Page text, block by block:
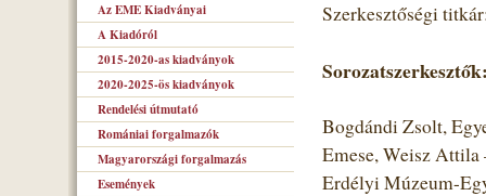
Az EME Kiadványai
A Kiadóról
2015-2020-as kiadványok
2020-2025-ös kiadványok
Rendelési útmutató
Romániai forgalmazók
Magyarországi forgalmazás
Események
Szerkesztőségi
Bogdándi Zsolt,
Emese, Weisz Attila
Erdélyi Múzeum-